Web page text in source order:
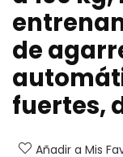
de
fuertes,
Añadir a Mis